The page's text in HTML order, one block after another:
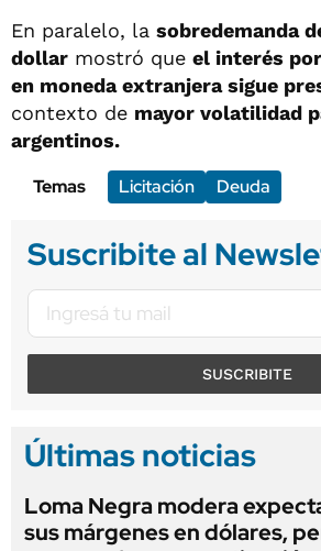
En paralelo, la sobredemanda
dollar mostró que el interés
en moneda extranjera sigue
contexto de mayor volatilidad
argentinos.
Temas
Licitación Deuda
Suscribite al
SUSCRIBITE
Últimas noticias
Loma Negra modera
sus márgenes en dólares,